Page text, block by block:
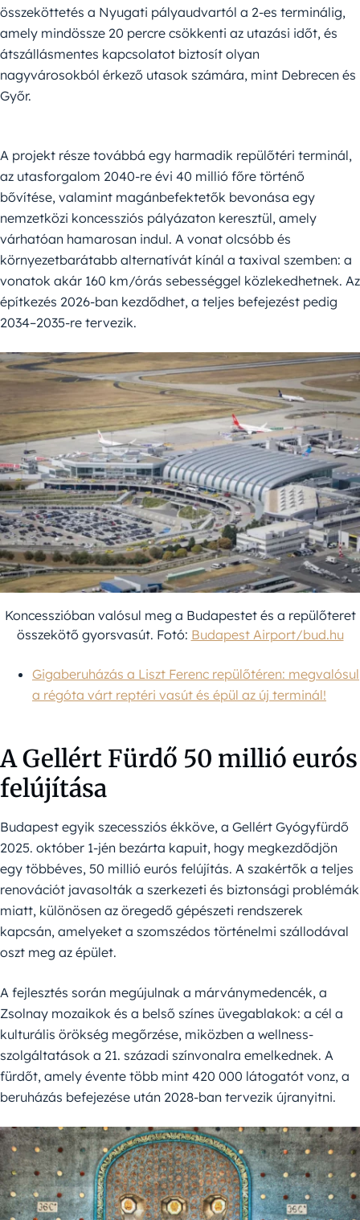
összeköttetés a Nyugati pályaudvartól a 2-es terminálig,
amely mindössze 20 percre csökkenti az utazási időt, és
átszállásmentes kapcsolatot biztosít olyan
nagyvárosokból érkező utasok számára, mint Debrecen és
Győr.
A projekt része továbbá egy harmadik repülőtéri terminál,
az utasforgalom 2040-re évi 40 millió főre történő
bővítése, valamint magánbefektetők bevonása egy
nemzetközi koncessziós pályázaton keresztül, amely
várhatóan hamarosan indul. A vonat olcsóbb és
környezetbarátabb alternatívát kínál a taxival szemben: a
vonatok akár 160 km/órás sebességgel közlekedhetnek. Az
építkezés 2026-ban kezdődhet, a teljes befejezést pedig
2034–2035-re tervezik.
Koncesszióban valósul meg a Budapestet és a repülőteret
összekötő gyorsvasút. Fotó: Budapest Airport/bud.hu
Gigaberuházás a Liszt Ferenc repülőtéren: megvalósul
a régóta várt reptéri vasút és épül az új terminál!
A Gellért Fürdő 50 millió eurós
felújítása
Budapest egyik szecessziós ékköve, a Gellért Gyógyfürdő
2025. október 1-jén bezárta kapuit, hogy megkezdődjön
egy többéves, 50 millió eurós felújítás. A szakértők a teljes
renovációt javasolták a szerkezeti és biztonsági problémák
miatt, különösen az öregedő gépészeti rendszerek
kapcsán, amelyeket a szomszédos történelmi szállodával
oszt meg az épület.
A fejlesztés során megújulnak a márványmedencék, a
Zsolnay mozaikok és a belső színes üvegablakok: a cél a
kulturális örökség megőrzése, miközben a wellness-
szolgáltatások a 21. századi színvonalra emelkednek. A
fürdőt, amely évente több mint 420 000 látogatót vonz, a
beruházás befejezése után 2028-ban tervezik újranyitni.